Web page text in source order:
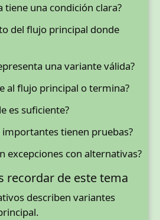
tiene una condición clara?
del flujo principal donde
una variante válida?
al flujo principal o termina?
es suficiente?
importantes tienen pruebas?
excepciones con alternativas?
recordar de este tema
describen variantes